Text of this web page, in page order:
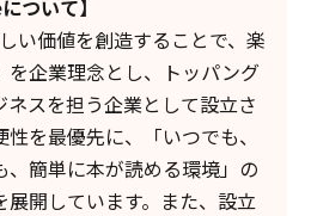
ついて】
い価値を創造することで、楽
を企業理念とし、トッパング
スを担う企業として設立さ
を最優先に、「いつでも、
、簡単に本が読める環境」の
開しています。また、設立